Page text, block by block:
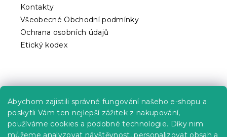
Abychom zajistili správné fungování našeho e-shopu a
poskytli Vám ten nejlepší zážitek z nakupování,
používáme cookies a podobné technologie. Díky nim
můžeme analyzovat návštěvnost, personalizovat obsah a
Kontakty
Všeobecné Obchodní podmínky
Ochrana osobních údajů
Etický kodex
Kariéra
Poptávky a B2B spolupráce